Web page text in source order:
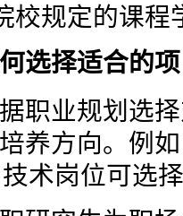
校规定的课程
选择适合的
职业规划选
养方向。例
术岗位可选